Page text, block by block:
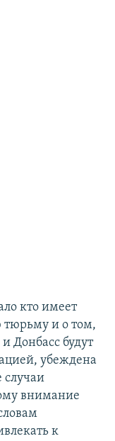
кто имеет
тюрьму и о том,
Донбасс будут
убеждена
случаи
внимание
к